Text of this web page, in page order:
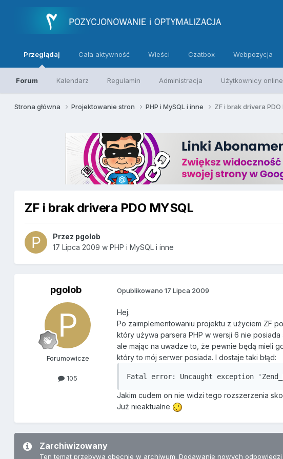
Przeglądaj
Forum Kalendarz Regulamin Administracja Użytkownicy online
Cała aktywność Wieści Czatbox Webpozycja
Strona główna Projektowanie stron PHP i MySQL i inne ZF i brak drivera PDO
ZF i brak drivera PDO MYSQL
Przez pgolob
17 Lipca 2009 wPHP i MySQL i inne
pgolob
Forumowicze
105
Opublikowano17 Lipca 2009
Hej.
Po zaimplementowaniu projektu z użyciem ZF
który używa parsera PHP w wersji 6 nie posiada
ale mając na uwadze to, że pewnie będą mieli
który to mój serwer posiada. I dostaje taki błąd:
Fatal error: Uncaught exception
Jakim cudem on nie widzi tego rozszerzenia
Już nieaktualne
Zarchiwizowany
Ten temat przebywa obecnie w archiwum. Dodawanie nowych odpowiedzi